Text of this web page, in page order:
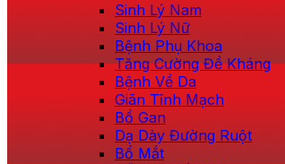
Sinh Lý Nam
Sinh Lý Nữ
Bệnh Phụ Khoa
Tăng Cường Đề Kháng
Bệnh Về Da
Giãn Tĩnh Mạch
Bổ Gan
Dạ Dày Đường Ruột
Bổ Mắt